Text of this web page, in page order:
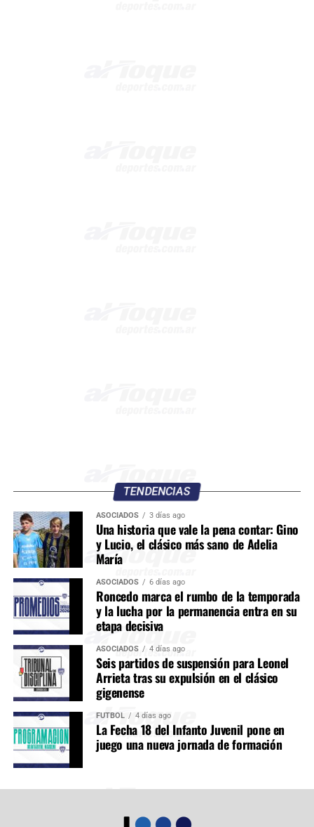
TENDENCIAS
ASOCIADOS 3 días ago
Una historia que vale la pena contar: Gino
y Lucio, el clásico más sano de Adelia
María
ASOCIADOS 6 días ago
Roncedo marca el rumbo de la temporada
y la lucha por la permanencia entra en su
etapa decisiva
ASOCIADOS 4 días ago
Seis partidos de suspensión para Leonel
Arrieta tras su expulsión en el clásico
gigenense
FÚTBOL 4 días ago
La Fecha 18 del Infanto Juvenil pone en
juego una nueva jornada de formación